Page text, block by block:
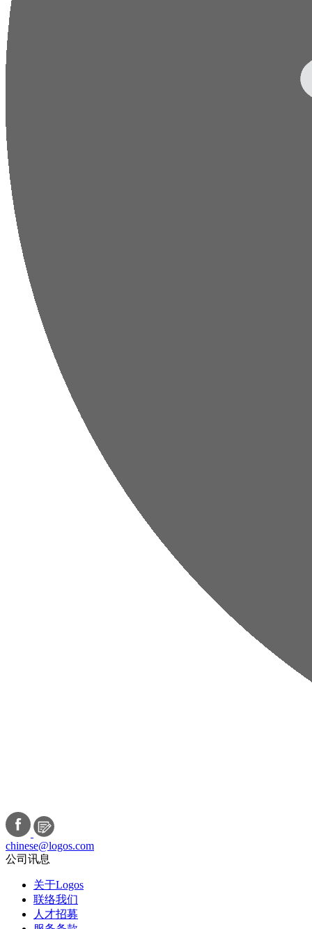
chinese@logos.com
公司讯息
关于Logos
联络我们
人才招募